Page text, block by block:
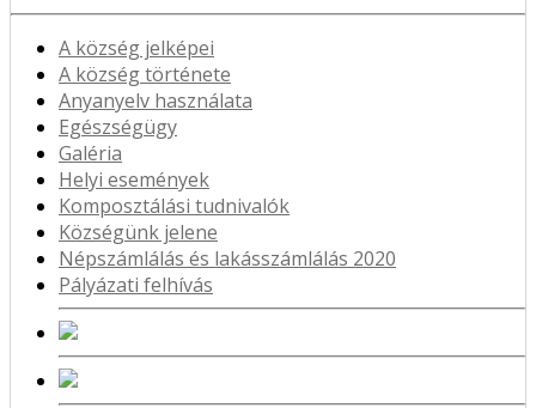
A község jelképei
A község története
Anyanyelv használata
Egészségügy
Galéria
Helyi események
Komposztálási tudnivalók
Községünk jelene
Népszámlálás és lakásszámlálás 2020
Pályázati felhívás